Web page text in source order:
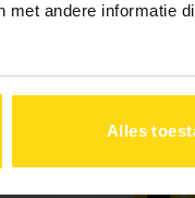
andere informatie
Alles
Volg